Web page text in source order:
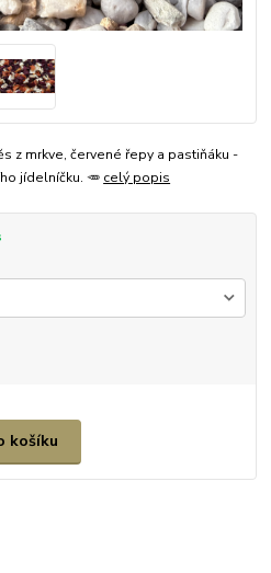
z mrkve, červené řepy a pastiňáku -
jídelníčku. 🥕 celý popis
košíku